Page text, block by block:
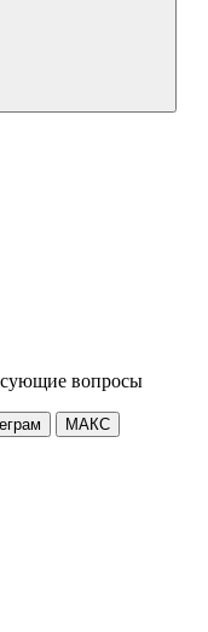
вопросы
МАКС